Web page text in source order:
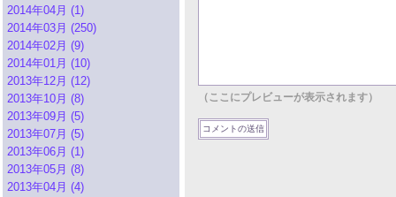
2014年04月 (1)
2014年03月 (250)
2014年02月 (9)
2014年01月 (10)
2013年12月 (12)
2013年10月 (8)
2013年09月 (5)
2013年07月 (5)
2013年06月 (1)
2013年05月 (8)
2013年04月 (4)
（ここにプレビューが表示されます）